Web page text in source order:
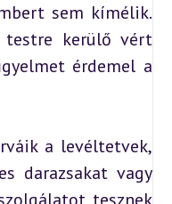
sem kímélik.
testre kerülő vért
érdemel a
a levéltetvek,
darazsakat vagy